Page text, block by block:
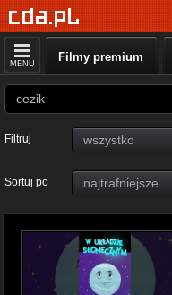
MENU Filmy premium
Filtruj
Sortuj po